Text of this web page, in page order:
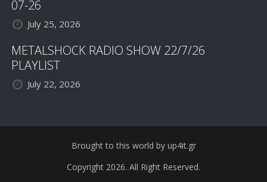
07-26
July 25, 2026
METALSHOCK RADIO SHOW 22/7/26
PLAYLIST
July 22, 2026
Brought to this world by up4it.gr
Copyright 2026. All Right Reserved.